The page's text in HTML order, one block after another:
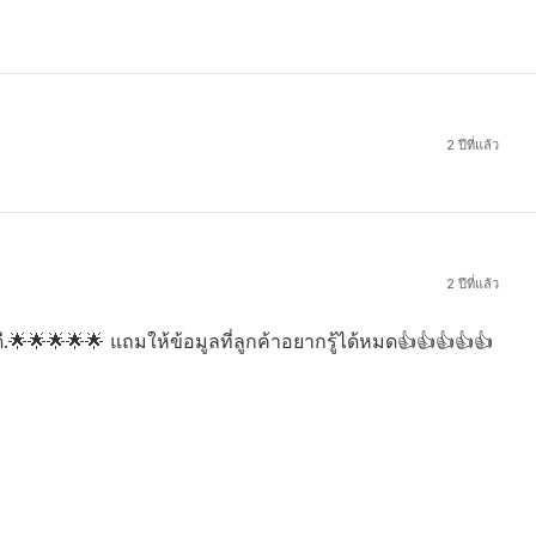
2 ปีที่แล้ว
2 ปีที่แล้ว
แถมให้ข้อมูลที่ลูกค้าอยากรู้ได้หมด👍👍👍👍👍